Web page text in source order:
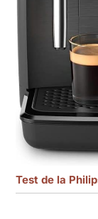
Test de la